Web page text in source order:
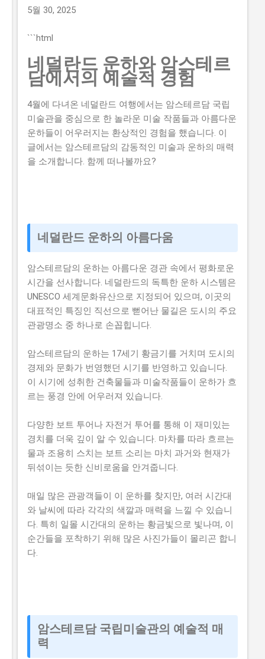
용, 실제 혜택 등에 대해서 자세히 설명하고자 합니다. 많
는 과정이 너무 복잡하고 어려워서 포기하는 경우가 있습
금을 마련할 수 있어 창업에 큰 도움이 됩니다. 그렇기 때
문에 이 글에서는 실제로 지원금을 받은 사람들의 후기와
다루고자 하는 내용은 로봇기반 공간컴퓨팅 창업지원사
업의 신청방법과 자격요건, 지원 내용, 실제 혜택 그리고
단계별 신청 방법, 탈락하는 이유와 합격 전략입니다. 따
라서 이 글을 읽는 독자들은 로봇기반 공간컴퓨팅 창업지
원사업에 대한 모든 것을 알 수 있을 것입니다. 지금 신청
로봇기반 공간컴퓨팅 창업지원사업이 뭔지 로봇기반 공
간컴퓨팅 창업지원사업은 로봇기반 기술을 활용하여 창
업하는 초기 기업이나 소상공인들에게 지원을 제공해주
는 정부사업입니다. 이 지원금을 받으면 창업 초기에 필요
한 자금을 마련할 수 있어 창업에 큰...
5월 30, 2025
```html
네덜란드 운하와 암스테르
담에서의 예술적 경험
4월에 다녀온 네덜란드 여행에서는 암스테르담 국립
미술관을 중심으로 한 놀라운 미술 작품들과 아름다운
운하들이 어우러지는 환상적인 경험을 했습니다. 이
글에서는 암스테르담의 감동적인 미술과 운하의 매력
을 소개합니다. 함께 떠나볼까요?
네덜란드 운하의 아름다움
암스테르담의 운하는 아름다운 경관 속에서 평화로운
시간을 선사합니다. 네덜란드의 독특한 운하 시스템은
UNESCO 세계문화유산으로 지정되어 있으며, 이곳의
대표적인 특징인 직선으로 뻗어난 물길은 도시의 주요
관광명소 중 하나로 손꼽힙니다.
암스테르담의 운하는 17세기 황금기를 거치며 도시의
경제와 문화가 번영했던 시기를 반영하고 있습니다.
이 시기에 성취한 건축물들과 미술작품들이 운하가 흐
르는 풍경 안에 어우러져 있습니다.
다양한 보트 투어나 자전거 투어를 통해 이 재미있는
경치를 더욱 깊이 알 수 있습니다. 마차를 따라 흐르는
물과 조용히 스치는 보트 소리는 마치 과거와 현재가
뒤섞이는 듯한 신비로움을 안겨줍니다.
매일 많은 관광객들이 이 운하를 찾지만, 여러 시간대
와 날씨에 따라 각각의 색깔과 매력을 느낄 수 있습니
다. 특히 일몰 시간대의 운하는 황금빛으로 빛나며, 이
순간들을 포착하기 위해 많은 사진가들이 몰리곤 합니
다.
암스테르담 국립미술관의 예술적 매
력